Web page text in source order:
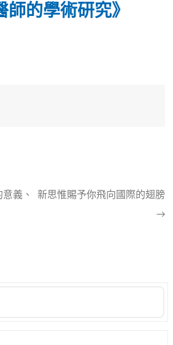
師的學術研究》
義、
新思惟賜予你飛向國際的翅膀
→